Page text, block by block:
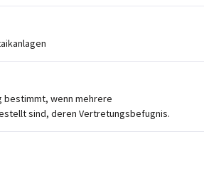
bestimmt, wenn mehrere
sind, deren Vertretungsbefugnis.